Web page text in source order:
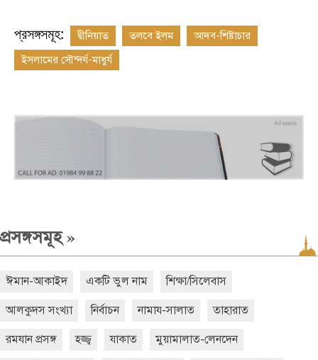
প্রসঙ্গসমূহ: দ্বীনিয়াত তলবে ইলম
আদব-শিষ্টাচার
ইসলামের সৌন্দর্য-মাধুর্য
প্রসঙ্গসমূহ»
ঈমান-আকাইদ একটি ভুল নাম শিক্ষা/সিলেবাস
আলকুদস সংখ্যা নির্বাচন নামায-সালাত তাহারাত
রমযান প্রসঙ্গ হজ্জ্ব যাকাত মুয়ামালাত-লেনদেন